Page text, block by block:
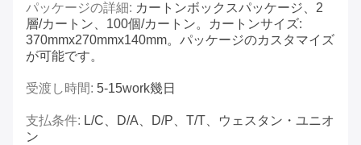
パッケージの詳細: カートンボックスパッケージ、2
層/カートン、100個/カートン。カートンサイズ:
370mmx270mmx140mm。パッケージのカスタマイズ
が可能です。
受渡し時間: 5-15work幾日
支払条件: L/C、D/A、D/P、T/T、ウェスタン・ユニオ
ン